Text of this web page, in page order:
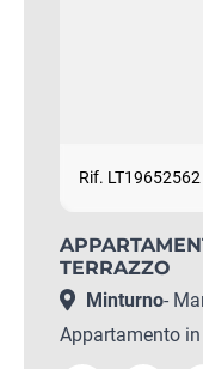
Rif. LT19652562
TERRAZZO
Minturno-
Appartamento